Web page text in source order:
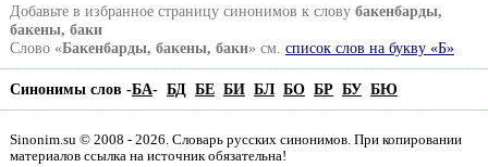
Добавьте в избранное страницу синонимов к слову бакенбарды,
бакены, баки
Слово «Бакенбарды, бакены, баки» см. список слов на букву «Б»
Синонимы слов -БА- БД БЕ БИ БЛ БО БР БУ БЮ
Sinonim.su © 2008 - 2026. Словарь русских синонимов. При копировании
материалов ссылка на источник обязательна!